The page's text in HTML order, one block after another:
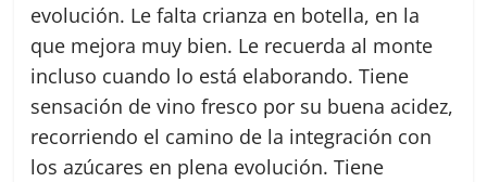
evolución. Le falta crianza en botella, en la
que mejora muy bien. Le recuerda al monte
incluso cuando lo está elaborando. Tiene
sensación de vino fresco por su buena acidez,
recorriendo el camino de la integración con
los azúcares en plena evolución. Tiene